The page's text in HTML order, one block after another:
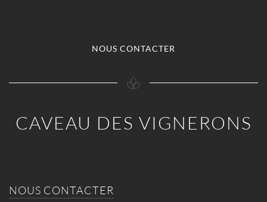
NOUS CONTACTER
CAVEAU DES VIGNERONS
NOUS CONTACTER